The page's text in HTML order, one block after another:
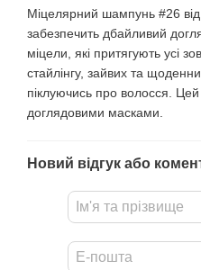
Міцелярний шампунь #26
забезпечить дбайливий
міцели, які притягують усі
стайлінгу, зайвих та
піклуючись про волосся.
доглядовими масками.
Новий відгук або